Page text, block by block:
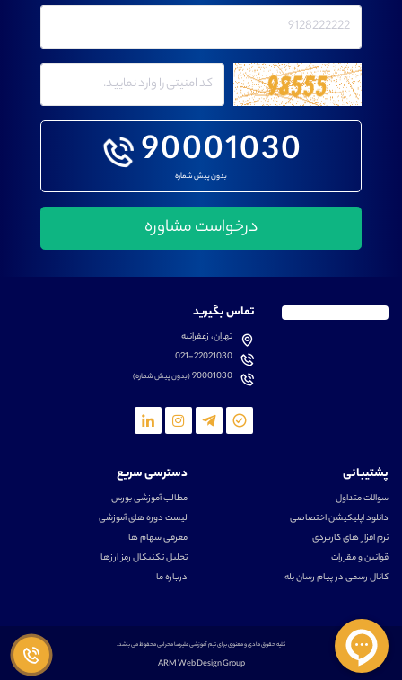
90001030
بدون پیش شماره
تماس بگیرید
تهران، زعفرانیه
021-22021030
90001030(بدون پیش شماره)
پشتیبانی
سوالات متداول
دانلود اپلیکیشن اختصاصی
نرم افزار های کاربردی
قوانین و مقررات
کانال رسمی در پیام رسان بله
دسترسی سریع
مطالب آموزشی بورس
لیست دوره های آموزشی
معرفی سهام ها
تحلیل تکنیکال رمز ارزها
درباره ما
کلیه حقوق مادی و معنوی برای تیم آموزشی علیرضا محرابی محفوظ می باشد.
ARM Web Design Group